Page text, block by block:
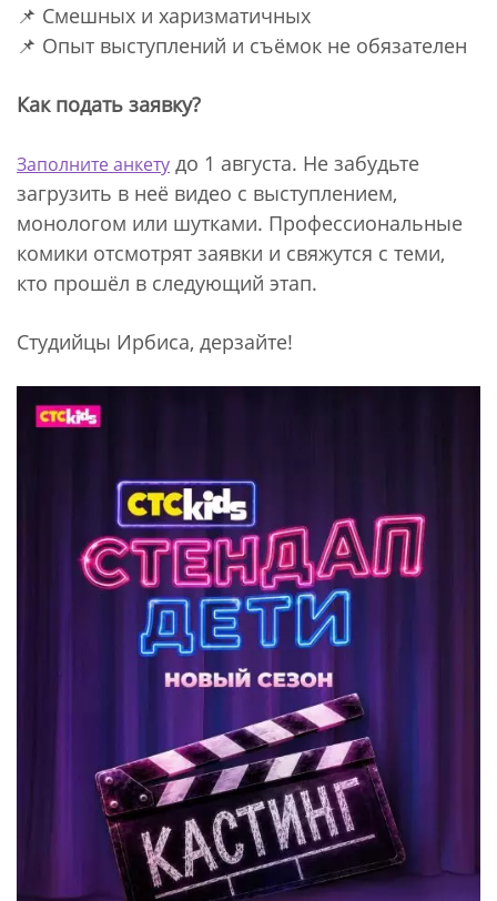
📌 Смешных и харизматичных
📌 Опыт выступлений и съёмок не обязателен
Как подать заявку?
Заполните анкету до 1 августа. Не забудьте
загрузить в неё видео с выступлением,
монологом или шутками. Профессиональные
комики отсмотрят заявки и свяжутся с теми,
кто прошёл в следующий этап.
Студийцы Ирбиса, дерзайте!